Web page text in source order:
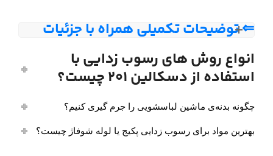
⇐ توضیحات تکمیلی همراه با جزئیات
انواع روش های رسوب زدایی با
استفاده از دسکالین 201 چیست؟
چگونه بدنه‌ی ماشین لباسشویی را جرم گیری کنیم؟
بهترین مواد برای رسوب زدایی پکیج یا لوله شوفاژ چیست؟